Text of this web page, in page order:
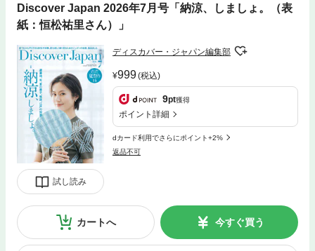
Discover Japan 2026年7月号「納涼、しましょ。（表
紙：恒松祐里さん）」
試し読み
ディスカバー・ジャパン編集部
999(税込)
9pt獲得
ポイント詳細
dカード利用でさらにポイント+2%
返品不可
カートへ 今すぐ買う